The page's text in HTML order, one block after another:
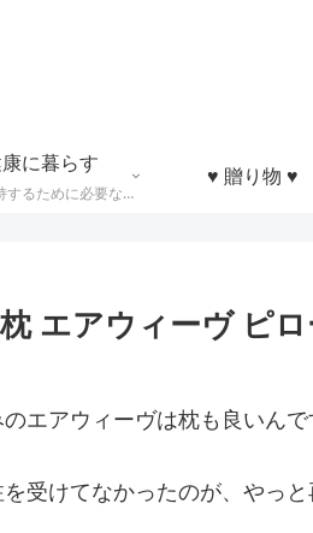
に暮らす
健康を維持するために必要なことや食べ物情報など
♥ 贈り物 ♥
エアウィーヴ ピ
エアウィーヴは枕も良いん
受けてなかったのが、やっと